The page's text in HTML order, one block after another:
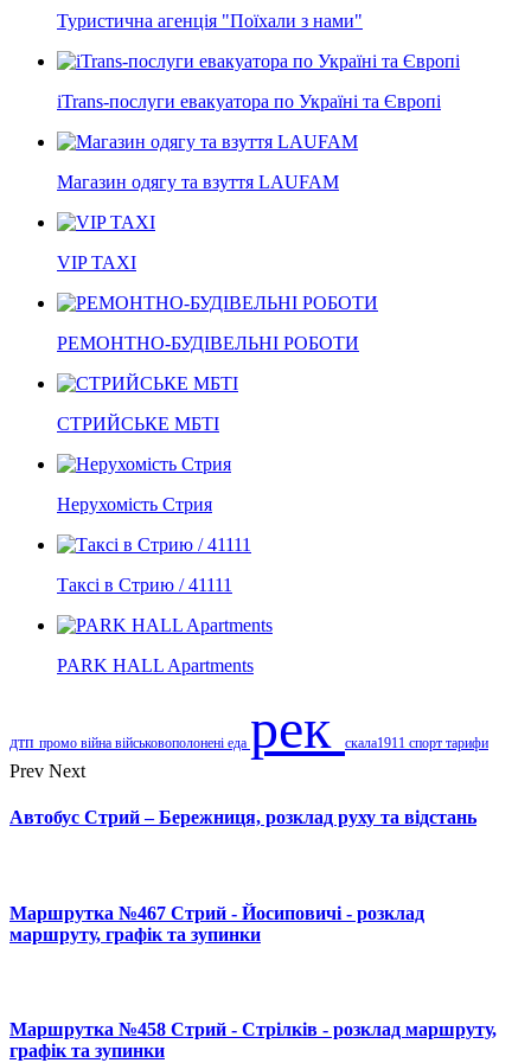
Туристична агенція "Поїхали з нами"
iTrans-послуги евакуатора по Україні та Європі
Магазин одягу та взуття LAUFAM
VIP TAXI
РЕМОНТНО-БУДІВЕЛЬНІ РОБОТИ
СТРИЙСЬКЕ МБТІ
Нерухомість Стрия
Таксі в Стрию / 41111
PARK HALL Apartments
дтп промо війна військовополонені еда рек скала1911 спорт тарифи
Prev Next
Автобус Стрий – Бережниця, розклад руху та відстань
Маршрутка №467 Стрий - Йосиповичі - розклад
маршруту, графік та зупинки
Маршрутка №458 Стрий - Стрілків - розклад маршруту,
графік та зупинки